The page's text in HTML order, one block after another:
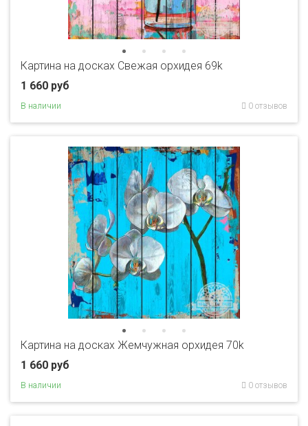
Картина на досках Свежая орхидея 69k
1 660 руб
В наличии 0 отзывов
Картина на досках Жемчужная орхидея 70k
1 660 руб
В наличии 0 отзывов